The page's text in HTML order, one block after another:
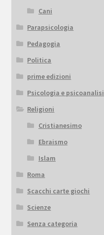
Cani
Parapsicologia
Pedagogia
Politica
prime edizioni
Psicologia e psicoanalisi
Religioni
Cristianesimo
Ebraismo
Islam
Roma
Scacchi carte giochi
Scienze
Senza categoria